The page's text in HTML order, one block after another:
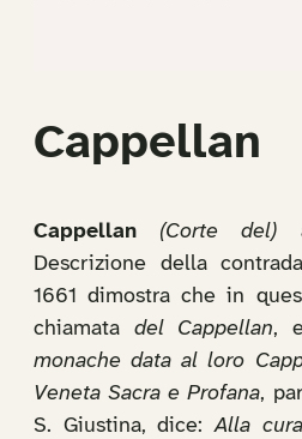
Cappellan
Cappellan (Corte del)
Descrizione della
1661 dimostra che in
chiamata del Cappellan,
monache data al loro
Veneta Sacra e Profana,
S. Giustina, dice:Alla